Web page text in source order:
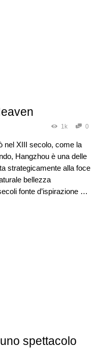
1k 0
nel XIII secolo, come la
Hangzhou è una delle
strategicamente alla foce
bellezza
fonte d’ispirazione …
spettacolo